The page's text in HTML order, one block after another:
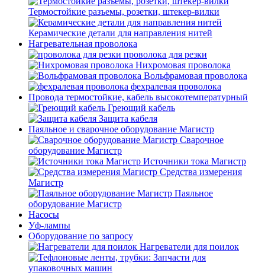
Термостойкие разъемы, розетки, штекер-вилки
Керамические детали для направления нитей
Нагревательная проволока
проволока для резки
Нихромовая проволока
Вольфрамовая проволока
фехралевая проволока
Провода термостойкие, кабель высокотемпературный
Греющий кабель
Защита кабеля
Паяльное и сварочное оборудование Магистр
Сварочное
оборудование Магистр
Источники тока Магистр
Средства измерения
Магистр
Паяльное
оборудование Магистр
Насосы
Уф-лампы
Оборудование по запросу
Нагреватели для поилок